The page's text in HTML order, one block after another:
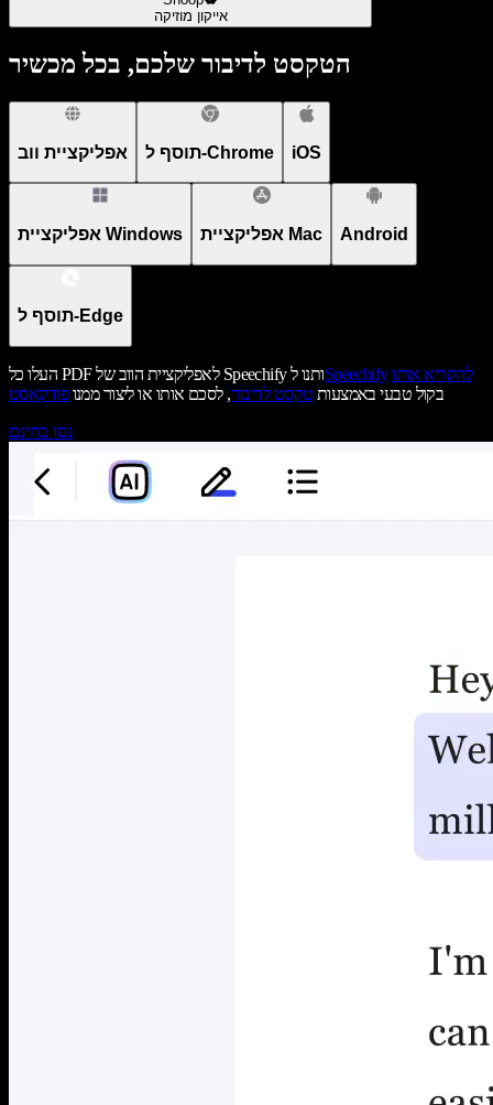
אייקון מוזיקה
הטקסט לדיבור שלכם, בכל מכשיר
אפליקציית ווב תוסף ל-Chrome iOS
אפליקציית Windows אפליקציית Mac Android
תוסף ל-Edge
העלו כל PDF לאפליקציית הווב של Speechify ותנו לSpeechify להקריא אותו
בקול טבעי באמצעות טקסט לדיבור, לסכם אותו או ליצור ממנופודקאסט
נסו בחינם